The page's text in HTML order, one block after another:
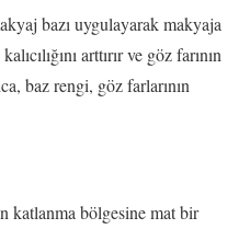
bazı uygulayarak makyaja
arttırır ve göz farının
baz rengi, göz farlarının
katlanma bölgesine mat bir